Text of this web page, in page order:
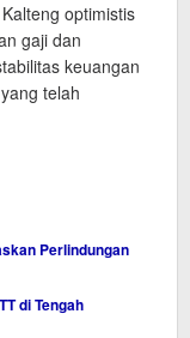
optimistis
gaji dan
keuangan
telah
Perlindungan
di Tengah